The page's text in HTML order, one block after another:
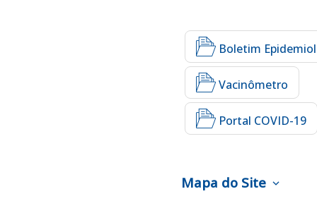
Boletim
Vacinômetro
Portal COVID-19
Mapa do Site expand_more